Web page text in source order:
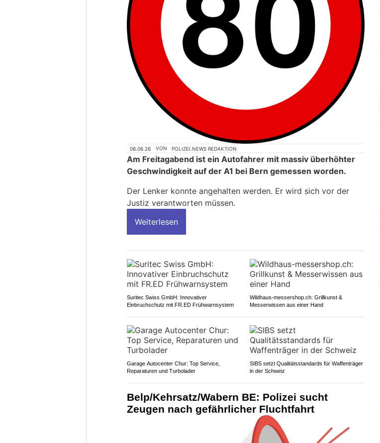
06.06.26 VON POLIZEI.NEWS REDAKTION
Am Freitagabend ist ein Autofahrer mit massiv überhöhter
Geschwindigkeit auf der A1 bei Bern gemessen worden.
Der Lenker konnte angehalten werden. Er wird sich vor der
Justiz verantworten müssen.
Weiterlesen
Suritec Swiss GmbH: Innovativer
Einbruchschutz mit FR.ED Frühwarnsystem
Wildhaus-messershop.ch: Grillkunst &
Messerwissen aus einer Hand
Garage Autocenter Chur: Top Service,
Reparaturen und Turbolader
SIBS setzt Qualitätsstandards für Waffenträger
in der Schweiz
Belp/Kehrsatz/Wabern BE: Polizei sucht
Zeugen nach gefährlicher Fluchtfahrt